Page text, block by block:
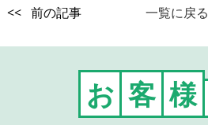
<< 前の記事 一覧に戻る
お 客 様